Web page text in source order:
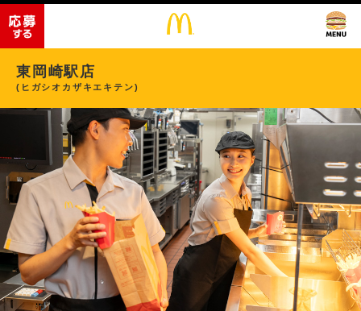
東岡崎駅店
(ヒガシオカザキエキテン)